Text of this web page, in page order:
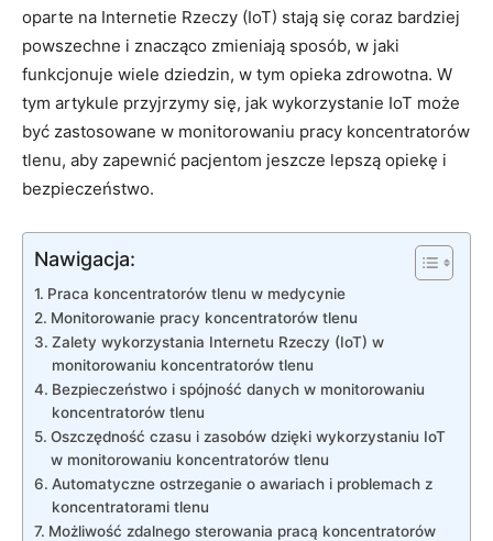
oparte na Internetie Rzeczy​ (IoT) ⁣stają się ⁤coraz‌ bardziej
powszechne ​i znacząco zmieniają sposób, ⁣w jaki
funkcjonuje‍ wiele dziedzin, w tym opieka ​zdrowotna.⁣ W
tym​ artykule przyjrzymy się, jak wykorzystanie IoT​ może
być zastosowane⁤ w monitorowaniu pracy koncentratorów
tlenu, aby zapewnić pacjentom jeszcze lepszą opiekę i
bezpieczeństwo.
Nawigacja:
Praca koncentratorów tlenu w medycynie
Monitorowanie⁣ pracy koncentratorów​ tlenu
Zalety wykorzystania Internetu Rzeczy (IoT) w
monitorowaniu koncentratorów tlenu
Bezpieczeństwo ⁣i ⁢spójność danych w‌ monitorowaniu
koncentratorów‍ tlenu
Oszczędność ⁢czasu i zasobów dzięki wykorzystaniu ⁣IoT
w‌ monitorowaniu koncentratorów⁤ tlenu
Automatyczne​ ostrzeganie o awariach‍ i problemach z
koncentratorami tlenu
Możliwość zdalnego sterowania pracą koncentratorów